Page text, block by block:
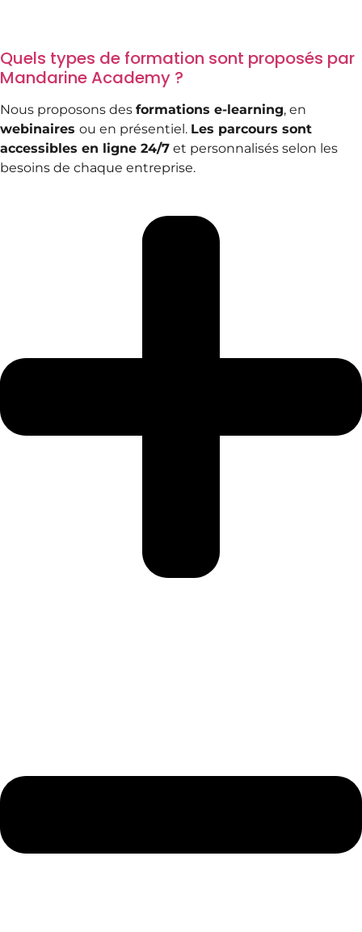
Quels types de formation sont proposés par
Mandarine Academy ?
Nous proposons des formations e-learning, en
webinaires ou en présentiel. Les parcours sont
accessibles en ligne 24/7 et personnalisés selon les
besoins de chaque entreprise.